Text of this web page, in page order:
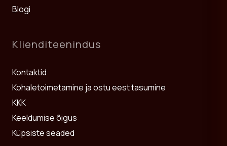
Vaadake ka:
Beebivoodid
Blogi
Klienditeenindus
Kontaktid
Kohaletoimetamine ja ostu eest tasumine
KKK
Keeldumise õigus
Küpsiste seaded